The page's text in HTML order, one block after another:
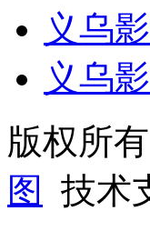
义乌
义乌
版权所有
图
技术